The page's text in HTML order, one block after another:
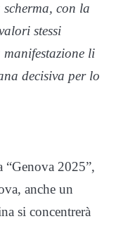
con la
stessi
li
decisiva per lo
2025”,
anche un
si concentrerà